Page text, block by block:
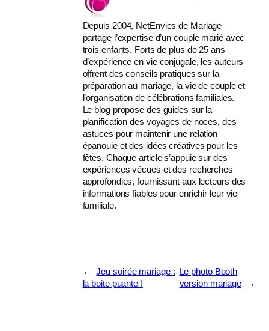
Depuis 2004, NetEnvies de Mariage
partage l’expertise d’un couple marié avec
trois enfants. Forts de plus de 25 ans
d’expérience en vie conjugale, les auteurs
offrent des conseils pratiques sur la
préparation au mariage, la vie de couple et
l’organisation de célébrations familiales.
Le blog propose des guides sur la
planification des voyages de noces, des
astuces pour maintenir une relation
épanouie et des idées créatives pour les
fêtes. Chaque article s’appuie sur des
expériences vécues et des recherches
approfondies, fournissant aux lecteurs des
informations fiables pour enrichir leur vie
familiale.
←
Jeu soirée mariage :
la boite puante !
Le photo Booth
version mariage
→